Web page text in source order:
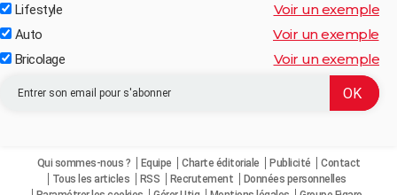
Lifestyle Voir un exemple
Auto Voir un exemple
Bricolage Voir un exemple
Qui sommes-nous ? Equipe Charte éditoriale Publicité
Contact
Tous les articles
RSS Recrutement
Données personnelles